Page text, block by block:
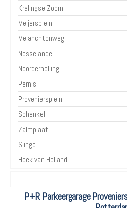
Kralingse Zoom
Meijersplein
Melanchtonweg
Nesselande
Noorderhelling
Pernis
Proveniersplein
Schenkel
Zalmplaat
Slinge
Hoek van Holland
P+R Parkeergarage